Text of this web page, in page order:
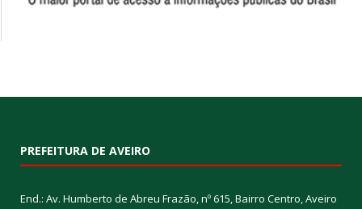
PREFEITURA DE AVEIRO
End.: Av. Humberto de Abreu Frazão, nº 615, Bairro Centro, Aveiro